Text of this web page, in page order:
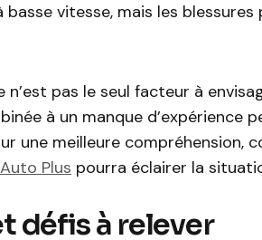
vitesse, mais les blessures
pas le seul facteur à
à un manque d’expérience
une meilleure compréhension,
Auto Plus pourra éclairer la
défis à relever